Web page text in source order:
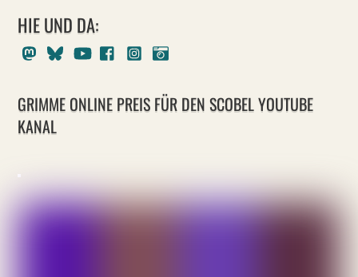
HIE UND DA:
MastodonBlueskyYoutubeFacebookInstagram
GRIMME ONLINE PREIS FÜR DEN SCOBEL YOUTUBE
KANAL